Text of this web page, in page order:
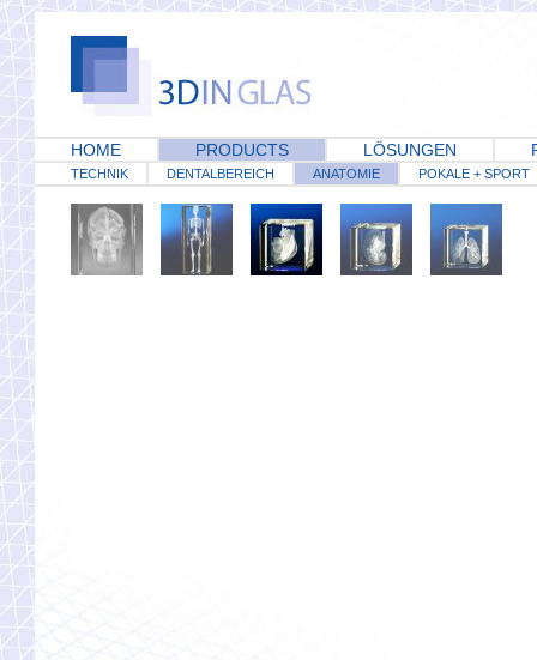
HOME PRODUCTS
TECHNIK DENTALBEREICH ANATOMIE POKALE + SPORT
LÖSUNGEN